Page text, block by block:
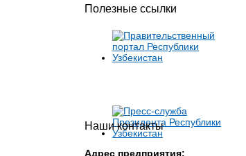
Полезные ссылки
Наши контакты
Адрес предприятия: